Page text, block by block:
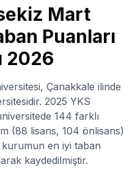
Mart
Puanları
2026
Çanakkale ilinde
2025 YKS
144 farklı
(88 lisans, 104 önlisans)
kurumun en iyi taban
kaydedilmiştir.